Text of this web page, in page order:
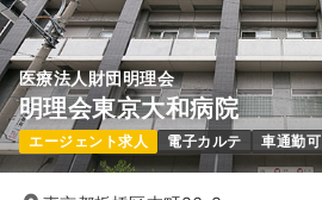
気になる
日勤のみ（パート）
給与 時給1,500〜2,000円
時間 8:30～17:30
医療法人財団明理会
明理会東京大和病院
エージェント求人 電子カルテ 車通勤可